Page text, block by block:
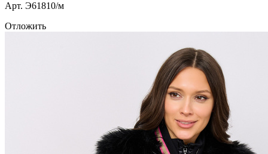
Арт. Э61810/м
Отложить